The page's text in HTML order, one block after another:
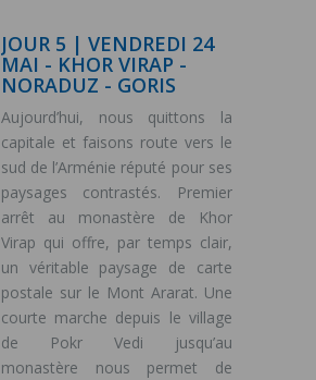
JOUR 5 | VENDREDI 24
MAI - KHOR VIRAP -
NORADUZ - GORIS
Aujourd’hui, nous quittons la
capitale et faisons route vers le
sud de l’Arménie réputé pour ses
paysages contrastés. Premier
arrêt au monastère de Khor
Virap qui offre, par temps clair,
un véritable paysage de carte
postale sur le Mont Ararat. Une
courte marche depuis le village
de Pokr Vedi jusqu’au
monastère nous permet de